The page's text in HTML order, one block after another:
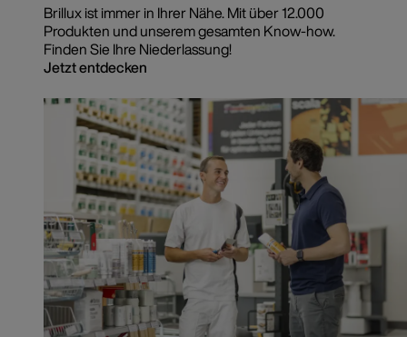
Brillux ist immer in Ihrer Nähe. Mit über 12.000
Produkten und unserem gesamten Know-how.
Finden Sie Ihre Niederlassung!
Jetzt entdecken